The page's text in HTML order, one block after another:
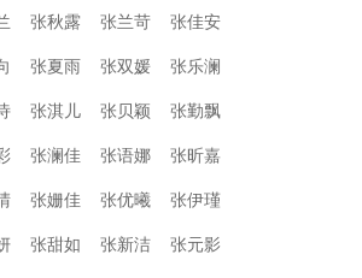
兰 张秋露 张兰苛 张佳安
向 张夏雨 张双媛 张乐澜
诗 张淇儿 张贝颖 张勤飘
彩 张澜佳 张语娜 张昕嘉
晴 张姗佳 张优曦 张伊瑾
妍 张甜如 张新洁 张元影